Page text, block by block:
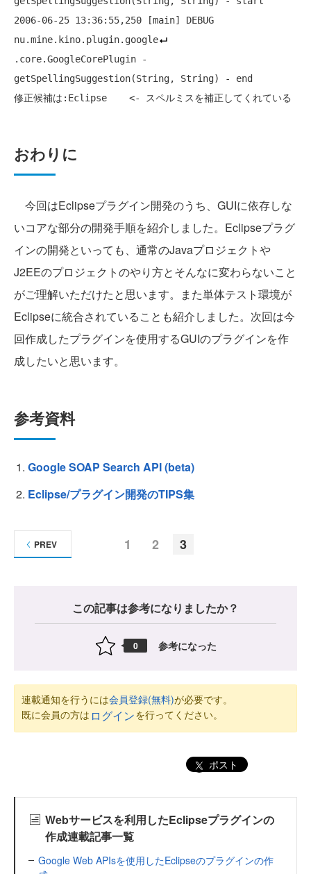
2006-06-25 13:36:55,250 [main] DEBUG
nu.mine.kino.plugin.google
.core.GoogleCorePlugin -
getSpellingSuggestion(String, String) - end
おわりに
今回はEclipseプラグイン開発のうち、GUIに依存しな
いコアな部分の開発手順を紹介しました。Eclipseプラグ
インの開発といっても、通常のJavaプロジェクトや
J2EEのプロジェクトのやり方とそんなに変わらないこと
がご理解いただけたと思います。また単体テスト環境が
Eclipseに統合されていることも紹介しました。次回は今
回作成したプラグインを使用するGUIのプラグインを作
成したいと思います。
参考資料
Google SOAP Search API (beta)
Eclipse/プラグイン開発のTIPS集
1 2 3
PREV
この記事は参考になりましたか？
0 参考になった
連載通知を行うには会員登録(無料)が必要です。
既に会員の方は ログインを行ってください。
ポスト
Webサービスを利用したEclipseプラグインの
作成連載記事一覧
Google Web APIsを使用したEclipseのプラグインの作